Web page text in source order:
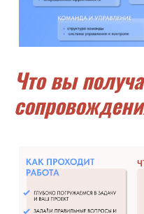
Что вы